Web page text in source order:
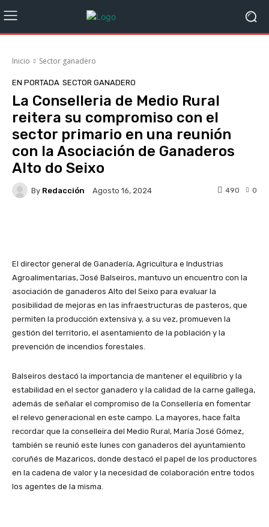
Inicio Sector ganadero
EN PORTADA SECTOR GANADERO
La Conselleria de Medio Rural
reitera su compromiso con el
sector primario en una reunión
con la Asociación de Ganaderos
Alto do Seixo
By Redacción Agosto 16, 2024 0
490
El director general de Ganadería, Agricultura e Industrias
Agroalimentarias, José Balseiros, mantuvo un encuentro con la
asociación de ganaderos Alto del Seixo para evaluar la
posibilidad de mejoras en las infraestructuras de pasteros, que
permiten la producción extensiva y, a su vez, promueven la
gestión del territorio, el asentamiento de la población y la
prevención de incendios forestales.
Balseiros destacó la importancia de mantener el equilibrio y la
estabilidad en el sector ganadero y la calidad de la carne gallega,
además de señalar el compromiso de la Consellería en fomentar
el relevo generacional en este campo. La mayores, hace falta
recordar que la conselleira del Medio Rural, María José Gómez,
también se reunió este lunes con ganaderos del ayuntamiento
coruñés de Mazaricos, donde destacó el papel de los productores
en la cadena de valor y la necesidad de colaboración entre todos
los agentes de la misma.